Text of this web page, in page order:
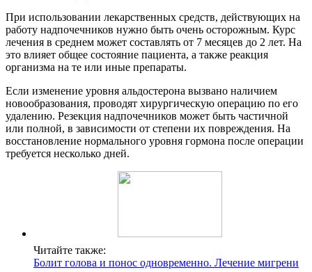
При использовании лекарственных средств, действующих на
работу надпочечников нужно быть очень осторожным. Курс
лечения в среднем может составлять от 7 месяцев до 2 лет. На
это влияет общее состояние пациента, а также реакция
организма на те или иные препараты.
Если изменение уровня альдостерона вызвано наличием
новообразования, проводят хирургическую операцию по его
удалению. Резекция надпочечников может быть частичной
или полной, в зависимости от степени их повреждения. На
восстановление нормального уровня гормона после операции
требуется несколько дней.
Читайте также:
Болит голова и понос одновременно. Лечение мигрени